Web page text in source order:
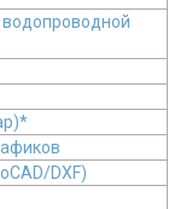
водопроводной
DXF)